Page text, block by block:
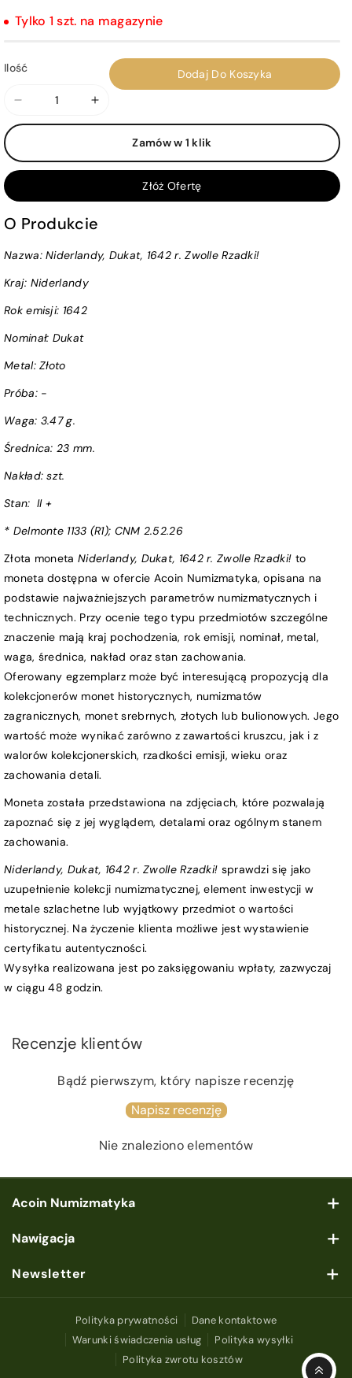
Tylko 1 szt. na magazynie
Ilość
Zmniejsz
ilość
Niderlandy,
1642
r.
Rzadki!
Zwiększ
ilość
Niderlandy,
1642
r.
Rzadki!
Dodaj Do Koszyka
Zamów w 1 klik
Złóż Ofertę
O Produkcie
Nazwa: Niderlandy, Dukat, 1642 r. Zwolle Rzadki!
Kraj: Niderlandy
Rok emisji: 1642
Nominał: Dukat
Metal: Złoto
Próba: -
Waga: 3.47 g.
Średnica: 23 mm.
Nakład: szt.
Stan: II +
* Delmonte 1133 (R1); CNM 2.52.26
Złota moneta Niderlandy, Dukat, 1642 r. Zwolle Rzadki! to
moneta dostępna w ofercie Acoin Numizmatyka, opisana na
podstawie najważniejszych parametrów numizmatycznych i
technicznych. Przy ocenie tego typu przedmiotów szczególne
znaczenie mają kraj pochodzenia, rok emisji, nominał, metal,
waga, średnica, nakład oraz stan zachowania.
Oferowany egzemplarz może być interesującą propozycją dla
kolekcjonerów monet historycznych, numizmatów
zagranicznych, monet srebrnych, złotych lub bulionowych. Jego
wartość może wynikać zarówno z zawartości kruszcu, jak i z
walorów kolekcjonerskich, rzadkości emisji, wieku oraz
zachowania detali.
Moneta została przedstawiona na zdjęciach, które pozwalają
zapoznać się z jej wyglądem, detalami oraz ogólnym stanem
zachowania.
Niderlandy, Dukat, 1642 r. Zwolle Rzadki! sprawdzi się jako
uzupełnienie kolekcji numizmatycznej, element inwestycji w
metale szlachetne lub wyjątkowy przedmiot o wartości
historycznej. Na życzenie klienta możliwe jest wystawienie
certyfikatu autentyczności.
Wysyłka realizowana jest po zaksięgowaniu wpłaty, zazwyczaj
w ciągu 48 godzin.
Recenzje klientów
Bądź pierwszym, który napisze recenzję
Napisz recenzję
Nie znaleziono elementów
Acoin Numizmatyka
acoin@acoinnumizmatyka.eu
Poniedziałek – Piątek: 10:00–19:00
Sobota – Niedziela: Zamknięte
Znajdź nas na mapie
Nawigacja
Sklep
Skup & Wycena
Newsletter
Zapisz się do naszego newslettera, podaj swój e-mail i bądź
Subskrybuj
Polityka prywatności
Dane kontaktowe
Warunki świadczenia usług
Polityka wysyłki
Polityka zwrotu kosztów